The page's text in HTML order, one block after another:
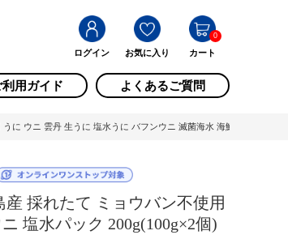
ログイン お気に入り カート
0
利用ガイド よくあるご質問
に ウニ 雲丹 生うに 塩水うに バフンウニ 滅菌海水 海鮮 うに丼 濃厚
産 採れたて ミョウバン不使用
塩水パック 200g(100g×2個)